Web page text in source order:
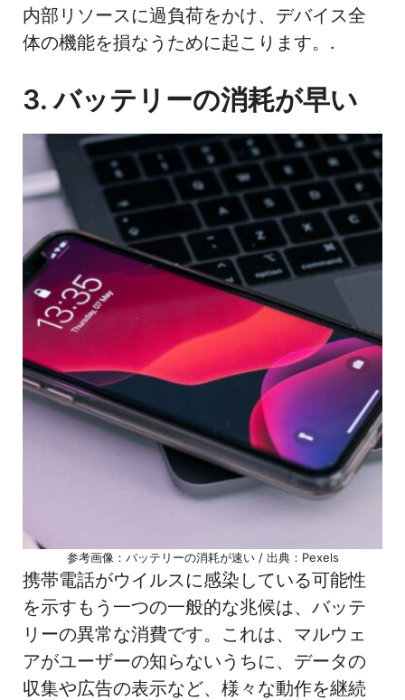
内部リソースに過負荷をかけ、デバイス全
体の機能を損なうために起こります。.
3. バッテリーの消耗が早い
参考画像：バッテリーの消耗が速い / 出典：Pexels
携帯電話がウイルスに感染している可能性
を示すもう一つの一般的な兆候は、バッテ
リーの異常な消費です。これは、マルウェ
アがユーザーの知らないうちに、データの
収集や広告の表示など、様々な動作を継続